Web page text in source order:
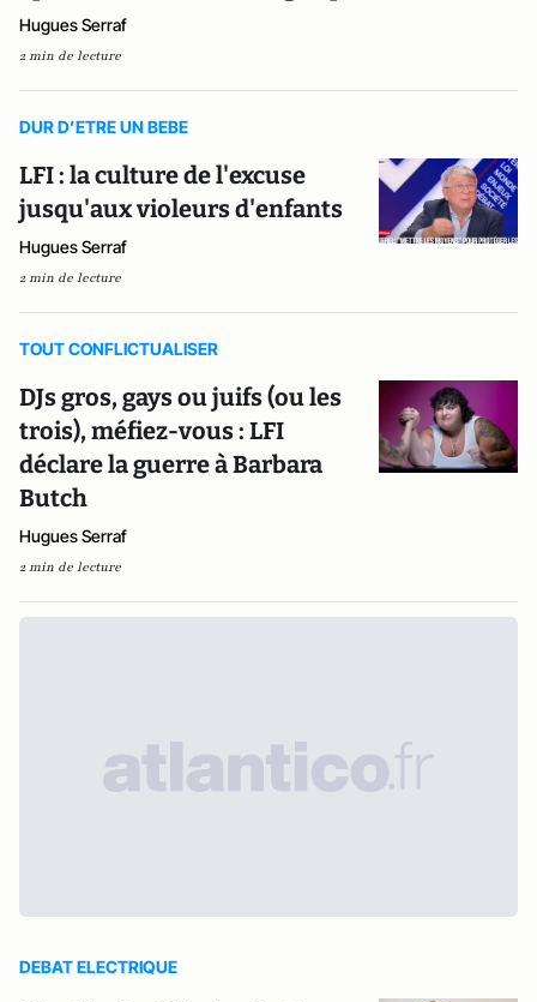
Hugues Serraf
2 min de lecture
DUR D’ETRE UN BEBE
LFI : la culture de l'excuse
jusqu'aux violeurs d'enfants
Hugues Serraf
2 min de lecture
TOUT CONFLICTUALISER
DJs gros, gays ou juifs (ou les
trois), méfiez-vous : LFI
déclare la guerre à Barbara
Butch
Hugues Serraf
2 min de lecture
DEBAT ELECTRIQUE